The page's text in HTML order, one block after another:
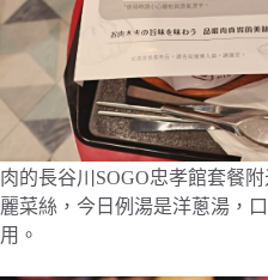
肉的長谷川SOGO忠孝館套餐
麗菜絲，今日例湯是洋蔥湯，
用。